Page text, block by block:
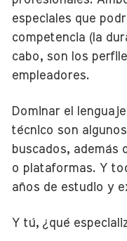
especiales que
competencia (la
cabo, son los
empleadores.
Dominar el
técnico son
buscados, además
o plataformas. Y
años de estudio y
Y tú, ¿qué